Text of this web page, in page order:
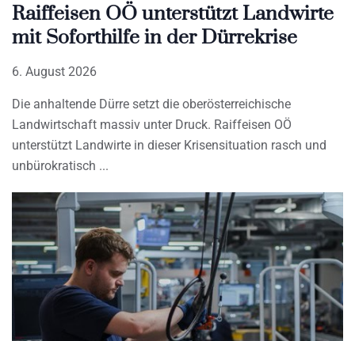
Raiffeisen OÖ unterstützt Landwirte
mit Soforthilfe in der Dürrekrise
6. August 2026
Die anhaltende Dürre setzt die oberösterreichische
Landwirtschaft massiv unter Druck. Raiffeisen OÖ
unterstützt Landwirte in dieser Krisensituation rasch und
unbürokratisch